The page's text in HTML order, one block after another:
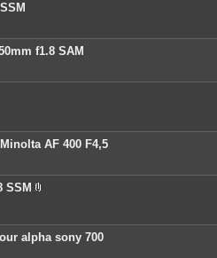
f1.8 SAM
AF 400 F4,5
SSM
c
e
alpha sony 700